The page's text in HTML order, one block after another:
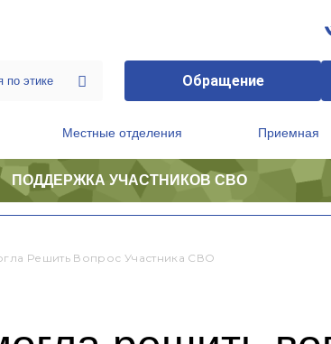
Обращение
Местные отделения Приемная
ПОДДЕРЖКА УЧАСТНИКОВ СВО
Решить Вопрос Участника СВО